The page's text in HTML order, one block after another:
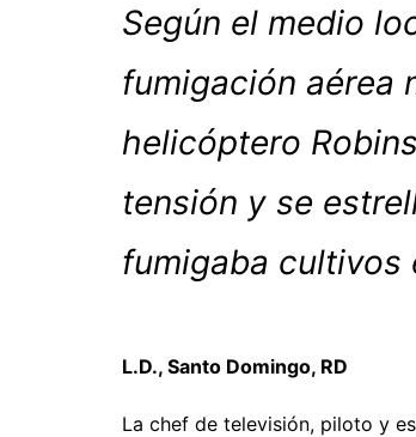
Según el medio
fumigación aérea
helicóptero
tensión y se
fumigaba cultivos
L.D., Santo Domingo, RD
La chef de televisión, piloto y